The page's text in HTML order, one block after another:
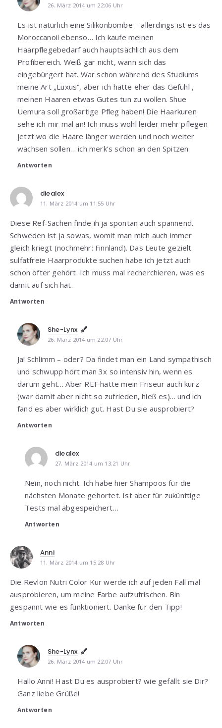
26. März 2014 um 22:06 Uhr
Es ist natürlich eine Silikonbombe – allerdings ist es das
Moroccanoil ebenso… Ich kaufe meinen
Haarpflegebedarf auch hauptsächlich aus dem
Profibereich. Weiß gar nicht, wann sich das
eingebürgert hat. War schon während des Studiums
meine Art „Luxus“, aber ich hatte eher das Gefühl ,
meinen Haaren etwas Gutes tun zu wollen. Shue
Uemura soll großartige Pfleg haben! Die Haarkuren
sehe ich mir mal an! Ich muss wohl leider mehr pflegen
jetzt wo die Haare länger werden und noch weiter
wachsen sollen… ich merk’s schon an den Spitzen.
Antworten
diealex
11. März 2014 um 11:55 Uhr
Diese Ref-Sachen finde ih ja spontan auch spannend.
Schweden ist ja sowas, womit man mich auch immer
gleich kriegt (nochmehr: Finnland). Das Leute gezielt
sulfatfreie Haarprodukte suchen habe ich jetzt auch
schon öfter gehört. Ich muss mal recherchieren, was es
damit auf sich hat.
Antworten
She-Lynx
26. März 2014 um 22:07 Uhr
Ja! Schlimm – oder? Da findet man ein Land sympathisch
und schwupp hört man 3x so intensiv hin, wenn es
darum geht… Aber REF hatte mein Friseur auch kurz
(war damit aber nicht so zufrieden, hieß es)… und ich
fand es aber wirklich gut. Hast Du sie ausprobiert?
Antworten
diealex
27. März 2014 um 13:21 Uhr
Nein, noch nicht. Ich habe hier Shampoos für die
nächsten Monate gehortet. Ist aber für zukünftige
Tests mal abgespeichert…
Antworten
Anni
11. März 2014 um 15:28 Uhr
Die Revlon Nutri Color Kur werde ich auf jeden Fall mal
ausprobieren, um meine Farbe aufzufrischen. Bin
gespannt wie es funktioniert. Danke für den Tipp!
Antworten
She-Lynx
26. März 2014 um 22:07 Uhr
Hallo Anni! Hast Du es ausprobiert? wie gefällt sie Dir?
Ganz liebe Grüße!
Antworten